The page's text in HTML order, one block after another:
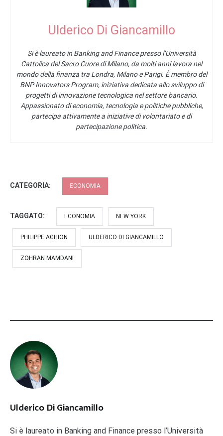
Ulderico Di Giancamillo
Si è laureato in Banking and Finance presso l’Università
Cattolica del Sacro Cuore di Milano, da molti anni lavora nel
mondo della finanza tra Londra, Milano e Parigi. È membro del
BNP Innovators Program, iniziativa dedicata allo sviluppo di
progetti di innovazione tecnologica nel settore bancario.
Appassionato di economia, tecnologia e politiche pubbliche,
partecipa attivamente a iniziative di volontariato e di
partecipazione politica.
CATEGORIA: ECONOMIA
TAGGATO: ECONOMIA NEW YORK
PHILIPPE AGHION ULDERICO DI GIANCAMILLO
ZOHRAN MAMDANI
Ulderico Di Giancamillo
Si è laureato in Banking and Finance presso l’Università